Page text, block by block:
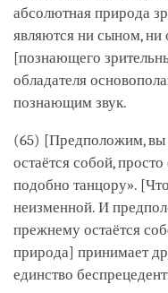
абсолютная природа
являются ни сыном, ни
[познающего
обладателя
познающим звук.
(65) [Предположим, вы
остаётся собой,
подобно танцору».
неизменной. И
прежнему остаётся
природа] принимает
единство